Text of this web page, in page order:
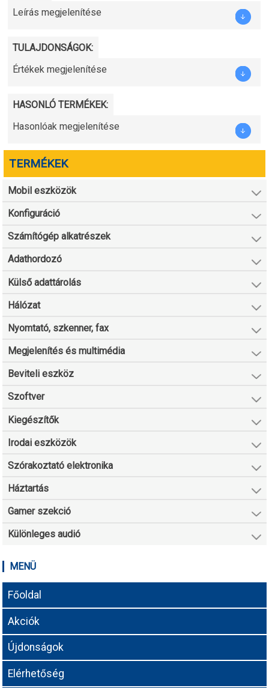
Leírás megjelenítése
TULAJDONSÁGOK:
Értékek megjelenítése
HASONLÓ TERMÉKEK:
Hasonlóak megjelenítése
TERMÉKEK
Mobil eszközök
Konfiguráció
Számítógép alkatrészek
Adathordozó
Külső adattárolás
Hálózat
Nyomtató, szkenner, fax
Megjelenítés és multimédia
Beviteli eszköz
Szoftver
Kiegészítők
Irodai eszközök
Szórakoztató elektronika
Háztartás
Gamer szekció
Különleges audió
MENÜ
Főoldal
Akciók
Újdonságok
Elérhetőség